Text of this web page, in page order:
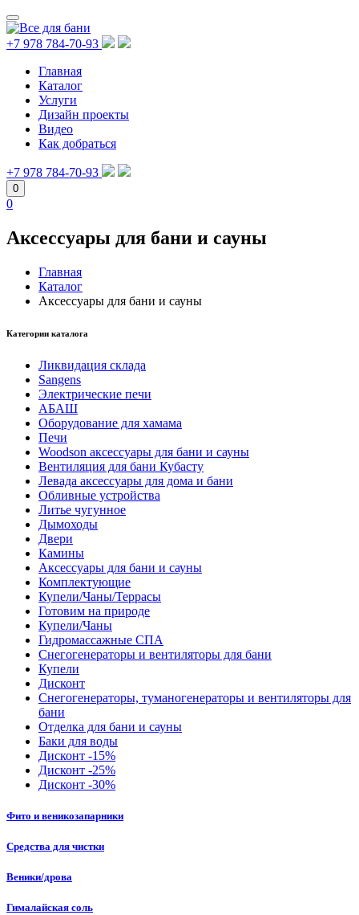
+7 978 784-70-93
Главная
Каталог
Услуги
Дизайн проекты
Видео
Как добраться
+7 978 784-70-93
0
0
Аксессуары для бани и сауны
Главная
Каталог
Аксессуары для бани и сауны
Категории каталога
Ликвидация склада
Sangens
Электрические печи
АБАШ
Оборудование для хамама
Печи
Woodson аксессуары для бани и сауны
Вентиляция для бани Кубасту
Левада аксессуары для дома и бани
Обливные устройства
Литье чугунное
Дымоходы
Двери
Камины
Аксессуары для бани и сауны
Комплектующие
Купели/Чаны/Террасы
Готовим на природе
Купели/Чаны
Гидромассажные СПА
Снегогенераторы и вентиляторы для бани
Купели
Дисконт
Снегогенераторы, туманогенераторы и вентиляторы для
бани
Отделка для бани и сауны
Баки для воды
Дисконт -15%
Дисконт -25%
Дисконт -30%
Фито и веникозапарники
Средства для чистки
Веники/дрова
Гималайская соль